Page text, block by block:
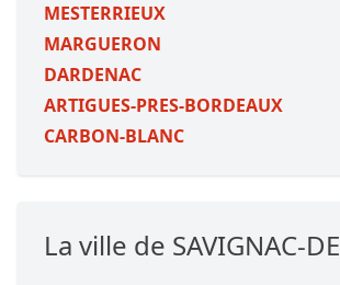
MESTERRIEUX
MARGUERON
DARDENAC
ARTIGUES-PRES-BORDEAUX
CARBON-BLANC
La ville de SAVIGNAC-